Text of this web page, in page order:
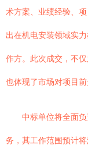
术方案、业绩经验、
出在机电安装领域实
作方。此次成交，不
也体现了市场对项目前
中标单位将全面
务，其工作范围预计